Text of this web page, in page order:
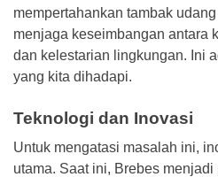
mempertahankan tambak
menjaga keseimbangan antara
dan kelestarian lingkungan. Ini
yang kita dihadapi.
Teknologi dan Inovasi
Untuk mengatasi masalah ini,
utama. Saat ini, Brebes